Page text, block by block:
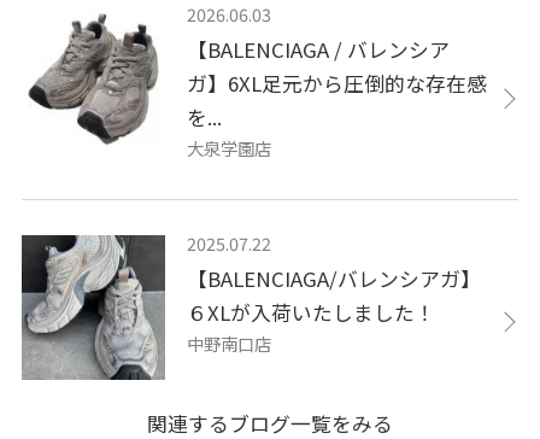
2026.06.03
【BALENCIAGA / バレンシア
ガ】6XL足元から圧倒的な存在感
を...
大泉学園店
2025.07.22
【BALENCIAGA/バレンシアガ】
６XLが入荷いたしました！
中野南口店
関連するブログ一覧をみる